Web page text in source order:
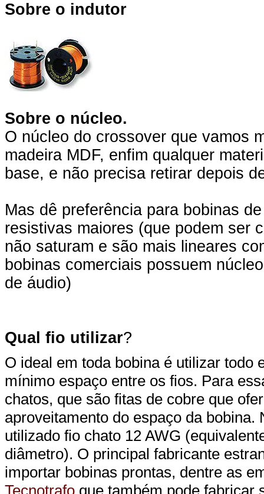
Sobre o indutor
Sobre o núcleo.
O núcleo do crossover que vamos
madeira MDF, enfim qualquer
base, e não precisa retirar depois
Mas dê preferência para bobinas
resistivas maiores (que podem ser
não saturam e são mais lineares
bobinas comerciais possuem
de áudio)
Qual fio utilizar?
O ideal em toda bobina é utilizar todo
mínimo espaço entre os fios. Para
chatos, que são fitas de cobre que
aproveitamento do espaço da
utilizado fio chato 12 AWG
diâmetro). O principal fabricante
importar bobinas prontas, dentre as
Tecnotrafo que também pode fabricar